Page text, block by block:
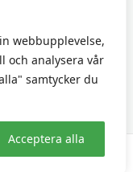
webbupplevelse,
och analysera vår
samtycker du
Acceptera alla
förbehållna.